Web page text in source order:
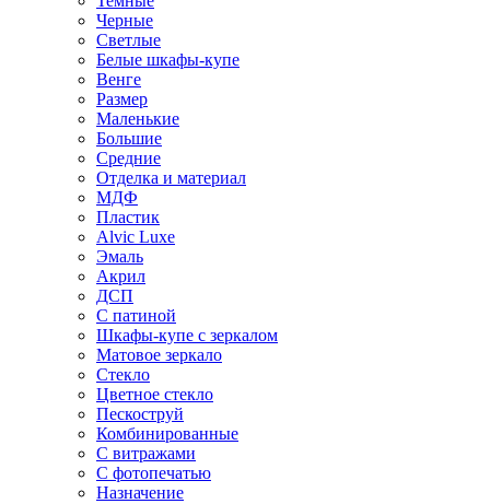
Черные
Светлые
Белые шкафы-купе
Венге
Размер
Маленькие
Большие
Средние
Отделка и материал
МДФ
Пластик
Alvic Luxe
Эмаль
Акрил
ДСП
С патиной
Шкафы-купе с зеркалом
Матовое зеркало
Стекло
Цветное стекло
Пескоструй
Комбинированные
С витражами
С фотопечатью
Назначение